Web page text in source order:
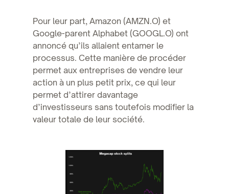
Pour leur part, Amazon (AMZN.O) et
Google-parent Alphabet (GOOGL.O) ont
annoncé qu’ils allaient entamer le
processus. Cette manière de procéder
permet aux entreprises de vendre leur
action à un plus petit prix, ce qui leur
permet d’attirer davantage
d’investisseurs sans toutefois modifier la
valeur totale de leur société.